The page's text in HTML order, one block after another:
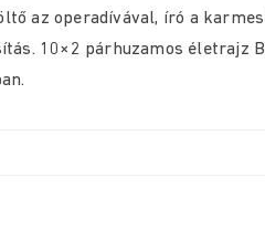
az operadívával, író a
10×2 párhuzamos életrajz